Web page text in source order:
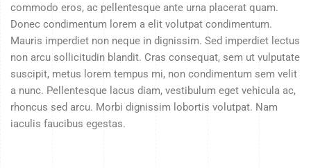
commodo eros, ac pellentesque ante urna placerat quam.
Donec condimentum lorem a elit volutpat condimentum.
Mauris imperdiet non neque in dignissim. Sed imperdiet lectus
non arcu sollicitudin blandit. Cras consequat, sem ut vulputate
suscipit, metus lorem tempus mi, non condimentum sem velit
a nunc. Pellentesque lacus diam, vestibulum eget vehicula ac,
rhoncus sed arcu. Morbi dignissim lobortis volutpat. Nam
iaculis faucibus egestas.